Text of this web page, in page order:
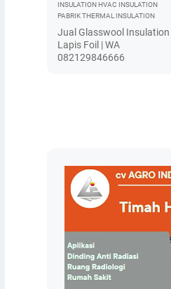
INSULATION HVAC
INSULATION
PABRIKTHERMAL INSULATION
Jual Glasswool Insulation
Lapis Foil | WA
082129846666